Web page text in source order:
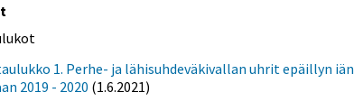
1. Perhe- ja lähisuhdeväkivallan uhrit epäillyn iän
2019 - 2020 (1.6.2021)